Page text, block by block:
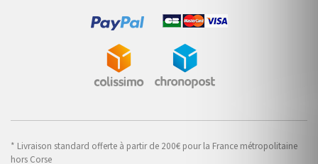
* Livraison standard offerte à partir de 200€ pour la France métropolitaine
hors Corse